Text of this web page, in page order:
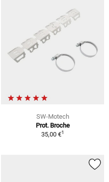
SW-Motech
Prot. Broche
35,00 €1